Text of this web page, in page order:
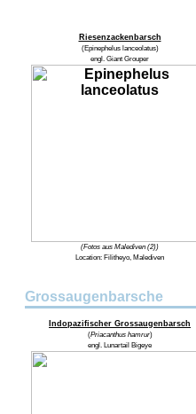
Riesenzackenbarsch
(Epinephelus lanceolatus)
engl. Giant Grouper
(Fotos aus Malediven (2))
Location: Filitheyo, Malediven
Grossaugenbarsche
Indopazifischer Grossaugenbarsch
(Priacanthus hamrur)
engl. Lunartail Bigeye